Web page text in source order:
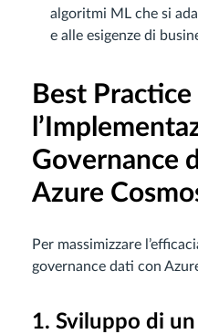
algoritmi ML che si
e alle esigenze di
Best Practice
Governance
Azure
Per massimizzare
governance dati con
1. Sviluppo di